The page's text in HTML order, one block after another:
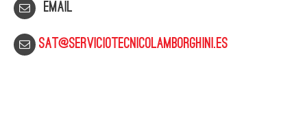
Email
sat@serviciotecnicolamborghini.es